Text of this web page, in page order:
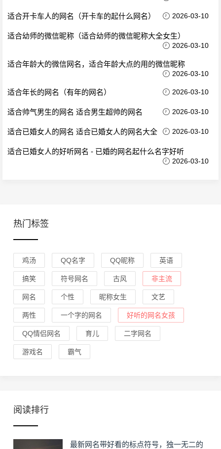
适合开卡车人的网名（开卡车的起什么网名） 2026-03-10
适合幼师的微信昵称（适合幼师的微信昵称大全女生）
2026-03-10
适合年龄大的微信网名，适合年龄大点的用的微信昵称
2026-03-10
适合年长的网名（有年的网名） 2026-03-10
适合帅气男生的网名 适合男生超帅的网名 2026-03-10
适合已婚女人的网名 适合已婚女人的网名大全 2026-03-10
适合已婚女人的好听网名 - 已婚的网名起什么名字好听
2026-03-10
热门标签
鸡汤 QQ名字 QQ昵称 英语
搞笑 符号网名 古风 非主流
网名 个性 昵称女生 文艺
两性 一个字的网名 好听的网名女孩
QQ情侣网名 育儿 二字网名
游戏名 霸气
阅读排行
最新网名带好看的标点符号，独一无二的